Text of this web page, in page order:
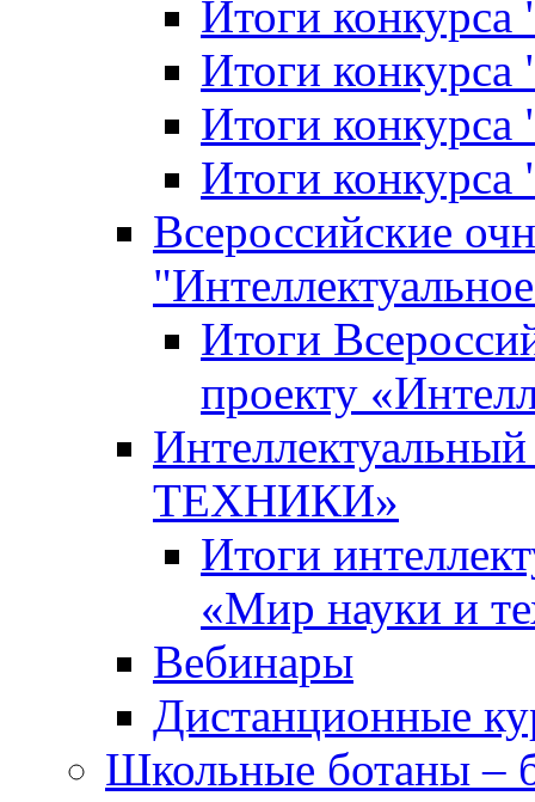
Итоги
Итоги конкурса
Итоги
Итоги
Всероссийские
Итоги
проекту
ТЕХНИКИ»
Итоги
«Мир науки и
Вебинары
Дистанционные
Школьные ботаны –